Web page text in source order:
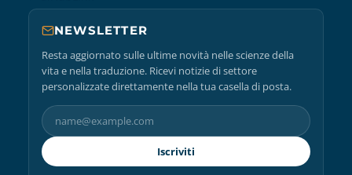
NEWSLETTER
Resta aggiornato sulle ultime novità nelle scienze della
vita e nella traduzione. Ricevi notizie di settore
personalizzate direttamente nella tua casella di posta.
Iscriviti